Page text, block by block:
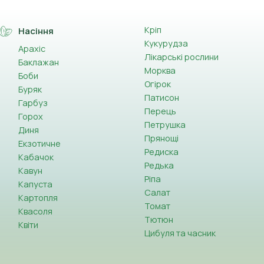
Насіння
Арахіс
Баклажан
Боби
Буряк
Гарбуз
Горох
Диня
Екзотичне
Кабачок
Кавун
Капуста
Картопля
Квасоля
Квіти
Кріп
Кукурудза
Лікарські рослини
Морква
Огірок
Патисон
Перець
Петрушка
Прянощі
Редиска
Редька
Ріпа
Салат
Томат
Тютюн
Цибуля та часник